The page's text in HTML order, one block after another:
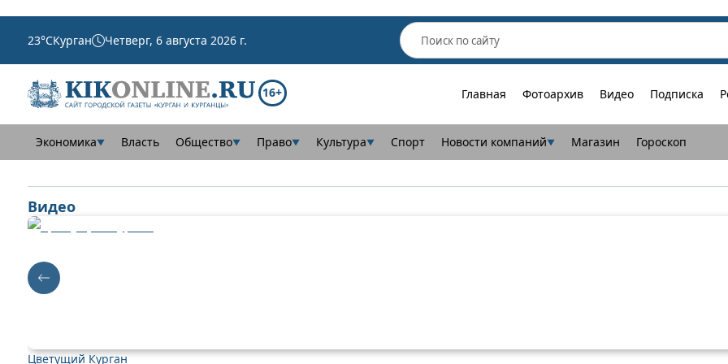
23°CКурган Четверг, 6 августа 2026 г.
16+ Главная Фотоархив Видео Подписка
Экономика▼ Власть Общество▼ Право▼ Культура▼ Спорт Новости компаний▼ Магазин Гороскоп
Видео
Цветущий Курган